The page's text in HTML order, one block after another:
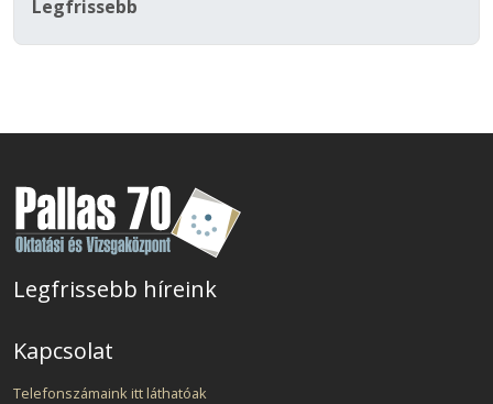
Legfrissebb
Legfrissebb híreink
Kapcsolat
Telefonszámaink itt láthatóak